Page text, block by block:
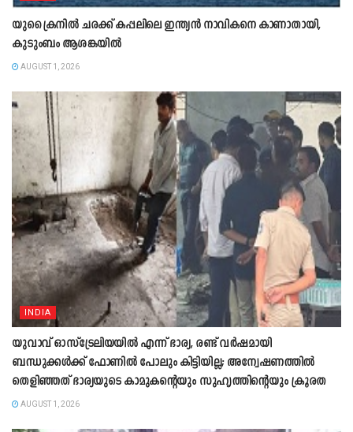
യുക്രൈനിൽ ചരക്ക് കപ്പലിലെ ഇന്ത്യൻ നാവികനെ കാണാതായി,
കുടുംബം ആശങ്കയിൽ
AUGUST 1, 2026
INDIA
യുവാവ് ഓസ്ട്രേലിയയിൽ എന്ന് ഭാര്യ, രണ്ട് വർഷമായി
ബന്ധുക്കൾക്ക് ഫോണിൽ പോലും കിട്ടിയില്ല; അന്വേഷണത്തിൽ
തെളിഞ്ഞത് ഭാര്യയുടെ കാമുകന്‍റെയും സുഹൃത്തിന്‍റെയും ക്രൂരത
AUGUST 1, 2026